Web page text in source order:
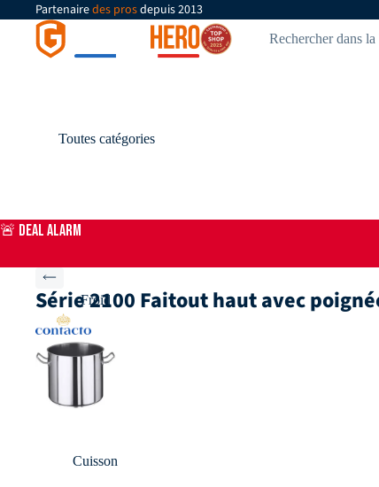
Partenairedes prosdepuis 2013
Toutes catégories
Froid
Cuisson
🚨 DEAL ALARM
Série 2100 Faitout haut avec